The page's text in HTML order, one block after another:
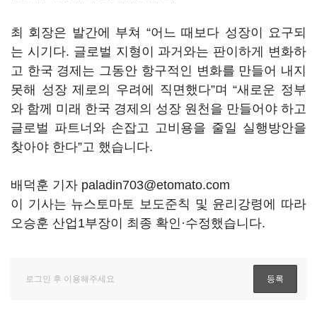
최 회장은 발간에 부쳐 “어느 때보다 성장이 요구되
는 시기다. 글로벌 지형이 과거와는 판이하게 변화하
고 한국 경제는 그동안 항구적인 변화를 만들어 내지
못해 성장 제로의 우려에 직면했다”며“새로운 정부
와 함께 미래 한국 경제의 성장 원천을 만들어야 하고
글로벌 파트너와 손잡고 고비용을 줄일 실행방안을
찾아야 한다”고 했습니다.
배덕훈 기자 paladin703@etomato.com
이 기사는 뉴스토마토 보도준칙 및 윤리강령에 따라
오승훈 산업1부장이 최종 확인·수정했습니다.